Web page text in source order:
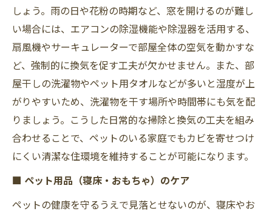
しょう。雨の日や花粉の時期など、窓を開けるのが難し
い場合には、エアコンの除湿機能や除湿器を活用する、
扇風機やサーキュレーターで部屋全体の空気を動かすな
ど、強制的に換気を促す工夫が欠かせません。また、部
屋干しの洗濯物やペット用タオルなどが多いと湿度が上
がりやすいため、洗濯物を干す場所や時間帯にも気を配
りましょう。こうした日常的な掃除と換気の工夫を組み
合わせることで、ペットのいる家庭でもカビを寄せつけ
にくい清潔な住環境を維持することが可能になります。
■ ペット用品（寝床・おもちゃ）のケア
ペットの健康を守るうえで見落とせないのが、寝床やお